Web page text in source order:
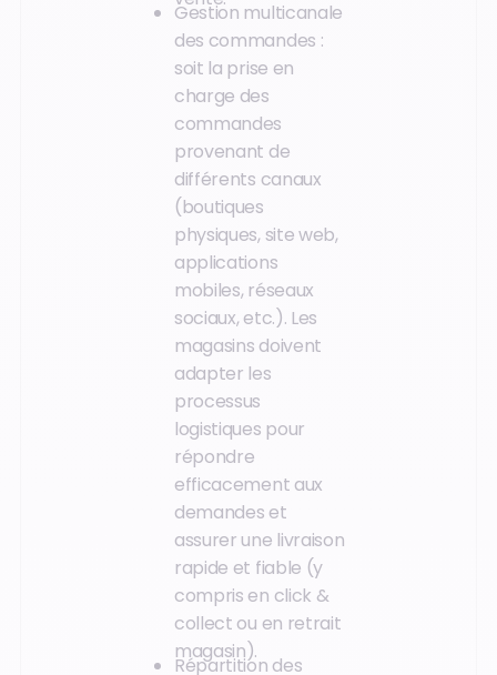
Gestion multicanale
des commandes :
soit la prise en
charge des
commandes
provenant de
différents canaux
(boutiques
physiques, site web,
applications
mobiles, réseaux
sociaux, etc.). Les
magasins doivent
adapter les
processus
logistiques pour
répondre
efficacement aux
demandes et
assurer une livraison
rapide et fiable (y
compris en click &
collect ou en retrait
magasin).
Répartition des